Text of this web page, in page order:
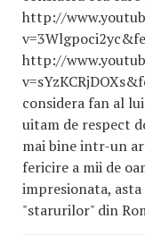
http://
http://
considera fan al
uitam de respect
mai bine intr-un
fericire a mii de
impresionata,
"starurilor" din